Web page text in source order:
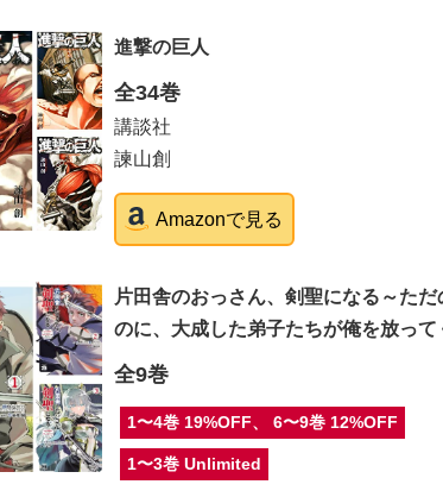
進撃の巨人
全34巻
講談社
諫山創
Amazonで見る
片田舎のおっさん、剣聖になる～た
のに、大成した弟子たちが俺を放って
全9巻
1〜4巻 19%OFF、 6〜9巻 12%OFF
1〜3巻 Unlimited